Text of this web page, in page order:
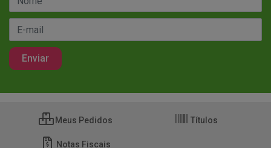
Meus Pedidos Títulos
Notas Fiscais